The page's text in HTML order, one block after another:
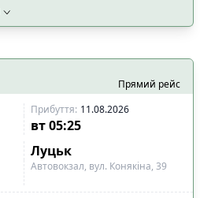
Прямий рейс
Прибуття: 11.08.2026
вт 05:25
Луцьк
Автовокзал, вул. Конякіна, 39